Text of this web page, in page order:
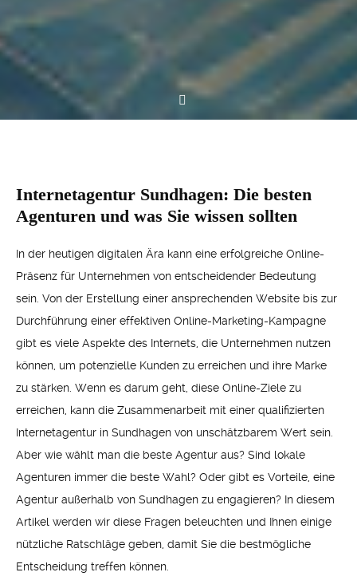
Internetagentur Sundhagen: Die besten
Agenturen und was Sie wissen sollten
In der heutigen digitalen Ära kann eine erfolgreiche Online-
Präsenz für Unternehmen von entscheidender Bedeutung
sein. Von der Erstellung einer ansprechenden Website bis zur
Durchführung einer effektiven Online-Marketing-Kampagne
gibt es viele Aspekte des Internets, die Unternehmen nutzen
können, um potenzielle Kunden zu erreichen und ihre Marke
zu stärken. Wenn es darum geht, diese Online-Ziele zu
erreichen, kann die Zusammenarbeit mit einer qualifizierten
Internetagentur in Sundhagen von unschätzbarem Wert sein.
Aber wie wählt man die beste Agentur aus? Sind lokale
Agenturen immer die beste Wahl? Oder gibt es Vorteile, eine
Agentur außerhalb von Sundhagen zu engagieren? In diesem
Artikel werden wir diese Fragen beleuchten und Ihnen einige
nützliche Ratschläge geben, damit Sie die bestmögliche
Entscheidung treffen können.